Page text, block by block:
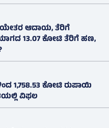
ಆದಾಯ, ತೆರಿಗೆ
13.07 ಕೋಟಿ ತೆರಿಗೆ ಹಣ,
1,758.53 ಕೋಟಿ ರುಪಾಯಿ
ವಿಫಲ